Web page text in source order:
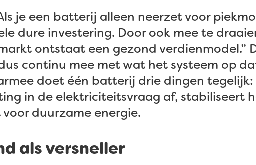
je een batterij alleen neerzet voor
dure investering. Door ook mee te
ontstaat een gezond verdienmodel.”
continu mee met wat het systeem op
doet één batterij drie dingen
in de elektriciteitsvraag af, stabiliseert
duurzame energie.
als versneller